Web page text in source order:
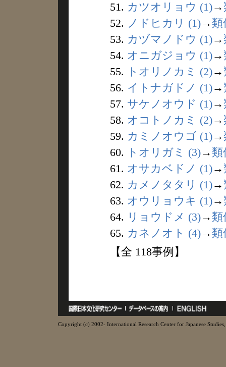
51. カツオリョウ (1)→
52. ノドヒカリ (1)→ 類
53. カヅマノドウ (1)→
54. オニガジョウ (1)→
55.
トオリノカミ (2)→
56. イトナガドノ (1)→
57. サケノオウド (1)→
58. オコトノカミ (2)→
59. カミノオウゴ (1)→
60.
トオリガミ (3)→ 類
61. オサカベドノ (1)→
62. カメノタタリ (1)→
63. オウリョウキ (1)→
64. リョウドメ (3)→ 類
65. カネノオト (4)→ 類
【全 118事例】
Copyright (c) 2002- International Research Center for Japanese